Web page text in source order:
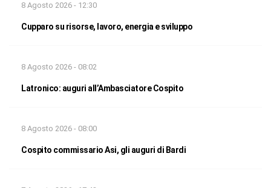
8 Agosto 2026 - 12:30
Cupparo su risorse, lavoro, energia e sviluppo
8 Agosto 2026 - 08:02
Latronico: auguri all’Ambasciatore Cospito
8 Agosto 2026 - 08:00
Cospito commissario Asi, gli auguri di Bardi